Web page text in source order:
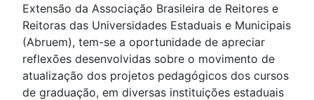
Extensão da Associação Brasileira de Reitores e
Reitoras das Universidades Estaduais e Municipais
(Abruem), tem-se a oportunidade de apreciar
reflexões desenvolvidas sobre o movimento de
atualização dos projetos pedagógicos dos cursos
de graduação, em diversas instituições estaduais